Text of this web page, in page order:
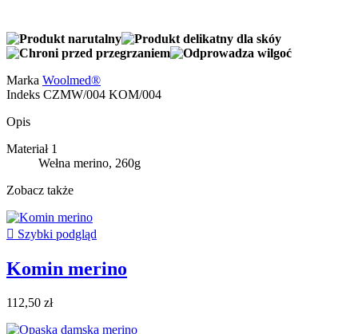
Marka Woolmed®
Indeks CZMW/004 KOM/004
Opis
Materiał 1
Wełna merino, 260g
Zobacz także
 Szybki podgląd
Komin merino
112,50 zł